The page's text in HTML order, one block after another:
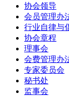
协会领导
会员管理办
行业自律与
协会章程
理事会
会费管理办
专家委员会
秘书处
监事会